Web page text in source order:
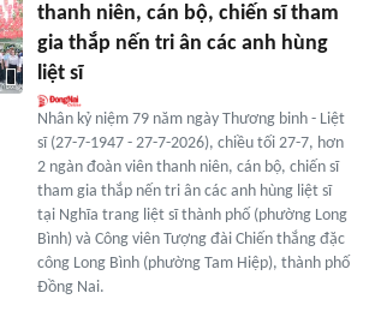
thanh niên, cán bộ, chiến sĩ tham
gia thắp nến tri ân các anh hùng
liệt sĩ
Nhân kỷ niệm 79 năm ngày Thương binh - Liệt
sĩ (27-7-1947 - 27-7-2026), chiều tối 27-7, hơn
2 ngàn đoàn viên thanh niên, cán bộ, chiến sĩ
tham gia thắp nến tri ân các anh hùng liệt sĩ
tại Nghĩa trang liệt sĩ thành phố (phường Long
Bình) và Công viên Tượng đài Chiến thắng đặc
công Long Bình (phường Tam Hiệp), thành phố
Đồng Nai.